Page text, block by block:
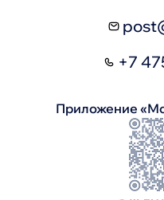
+7
Приложение